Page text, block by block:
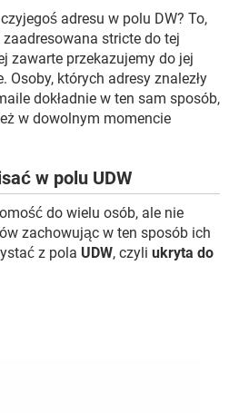
adresu w polu DW? To,
stricte do tej
zawarte przekazujemy do jej
których adresy znalezły
dokładnie w ten sam sposób,
w dowolnym momencie
w polu UDW
do wielu osób, ale nie
zachowując w ten sposób ich
z pola UDW, czyli ukryta do